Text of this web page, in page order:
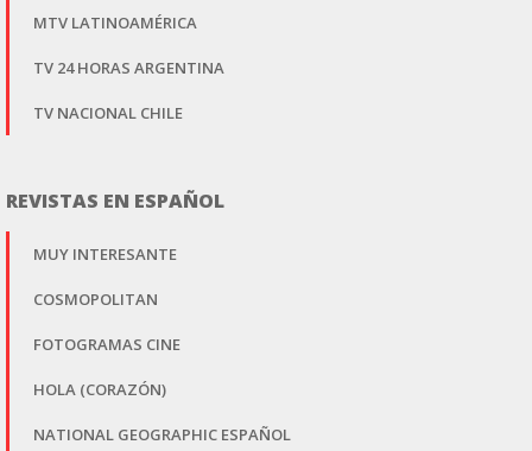
MTV LATINOAMÉRICA
TV 24 HORAS ARGENTINA
TV NACIONAL CHILE
REVISTAS EN ESPAÑOL
MUY INTERESANTE
COSMOPOLITAN
FOTOGRAMAS CINE
HOLA (CORAZÓN)
NATIONAL GEOGRAPHIC ESPAÑOL